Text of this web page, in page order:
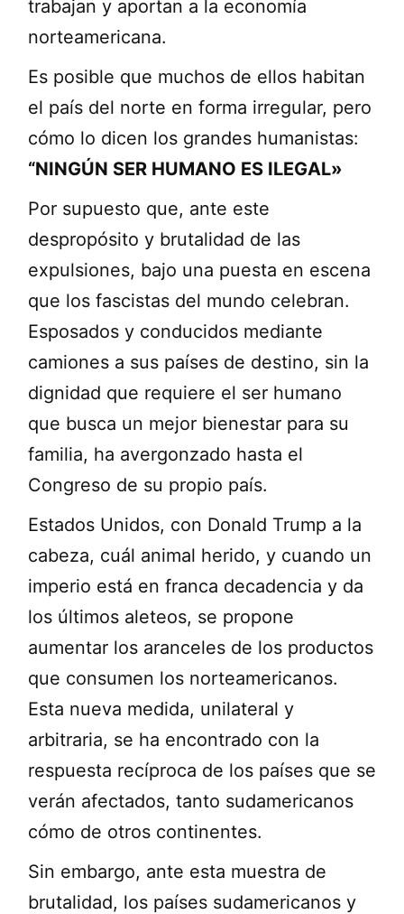
trabajan y aportan a la economía
norteamericana.
Es posible que muchos de ellos habitan
el país del norte en forma irregular, pero
cómo lo dicen los grandes humanistas:
“NINGÚN SER HUMANO ES ILEGAL»
Por supuesto que, ante este
despropósito y brutalidad de las
expulsiones, bajo una puesta en escena
que los fascistas del mundo celebran.
Esposados y conducidos mediante
camiones a sus países de destino, sin la
dignidad que requiere el ser humano
que busca un mejor bienestar para su
familia, ha avergonzado hasta el
Congreso de su propio país.
Estados Unidos, con Donald Trump a la
cabeza, cuál animal herido, y cuando un
imperio está en franca decadencia y da
los últimos aleteos, se propone
aumentar los aranceles de los productos
que consumen los norteamericanos.
Esta nueva medida, unilateral y
arbitraria, se ha encontrado con la
respuesta recíproca de los países que se
verán afectados, tanto sudamericanos
cómo de otros continentes.
Sin embargo, ante esta muestra de
brutalidad, los países sudamericanos y